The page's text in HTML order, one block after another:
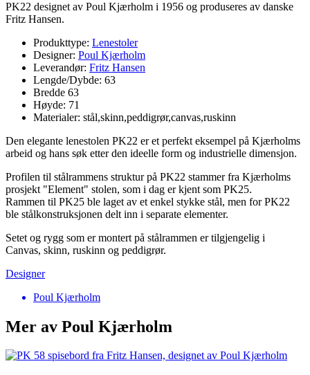
PK22 designet av Poul Kjærholm i 1956 og produseres av danske
Fritz Hansen.
Produkttype: Lenestoler
Designer: Poul Kjærholm
Leverandør: Fritz Hansen
Lengde/Dybde: 63
Bredde 63
Høyde: 71
Materialer: stål,skinn,peddigrør,canvas,ruskinn
Den elegante lenestolen PK22 er et perfekt eksempel på Kjærholms
arbeid og hans søk etter den ideelle form og industrielle dimensjon.
Profilen til stålrammens struktur på PK22 stammer fra Kjærholms
prosjekt "Element" stolen, som i dag er kjent som PK25.
Rammen til PK25 ble laget av et enkel stykke stål, men for PK22
ble stålkonstruksjonen delt inn i separate elementer.
Setet og rygg som er montert på stålrammen er tilgjengelig i
Canvas, skinn, ruskinn og peddigrør.
Designer
Poul Kjærholm
Mer av Poul Kjærholm